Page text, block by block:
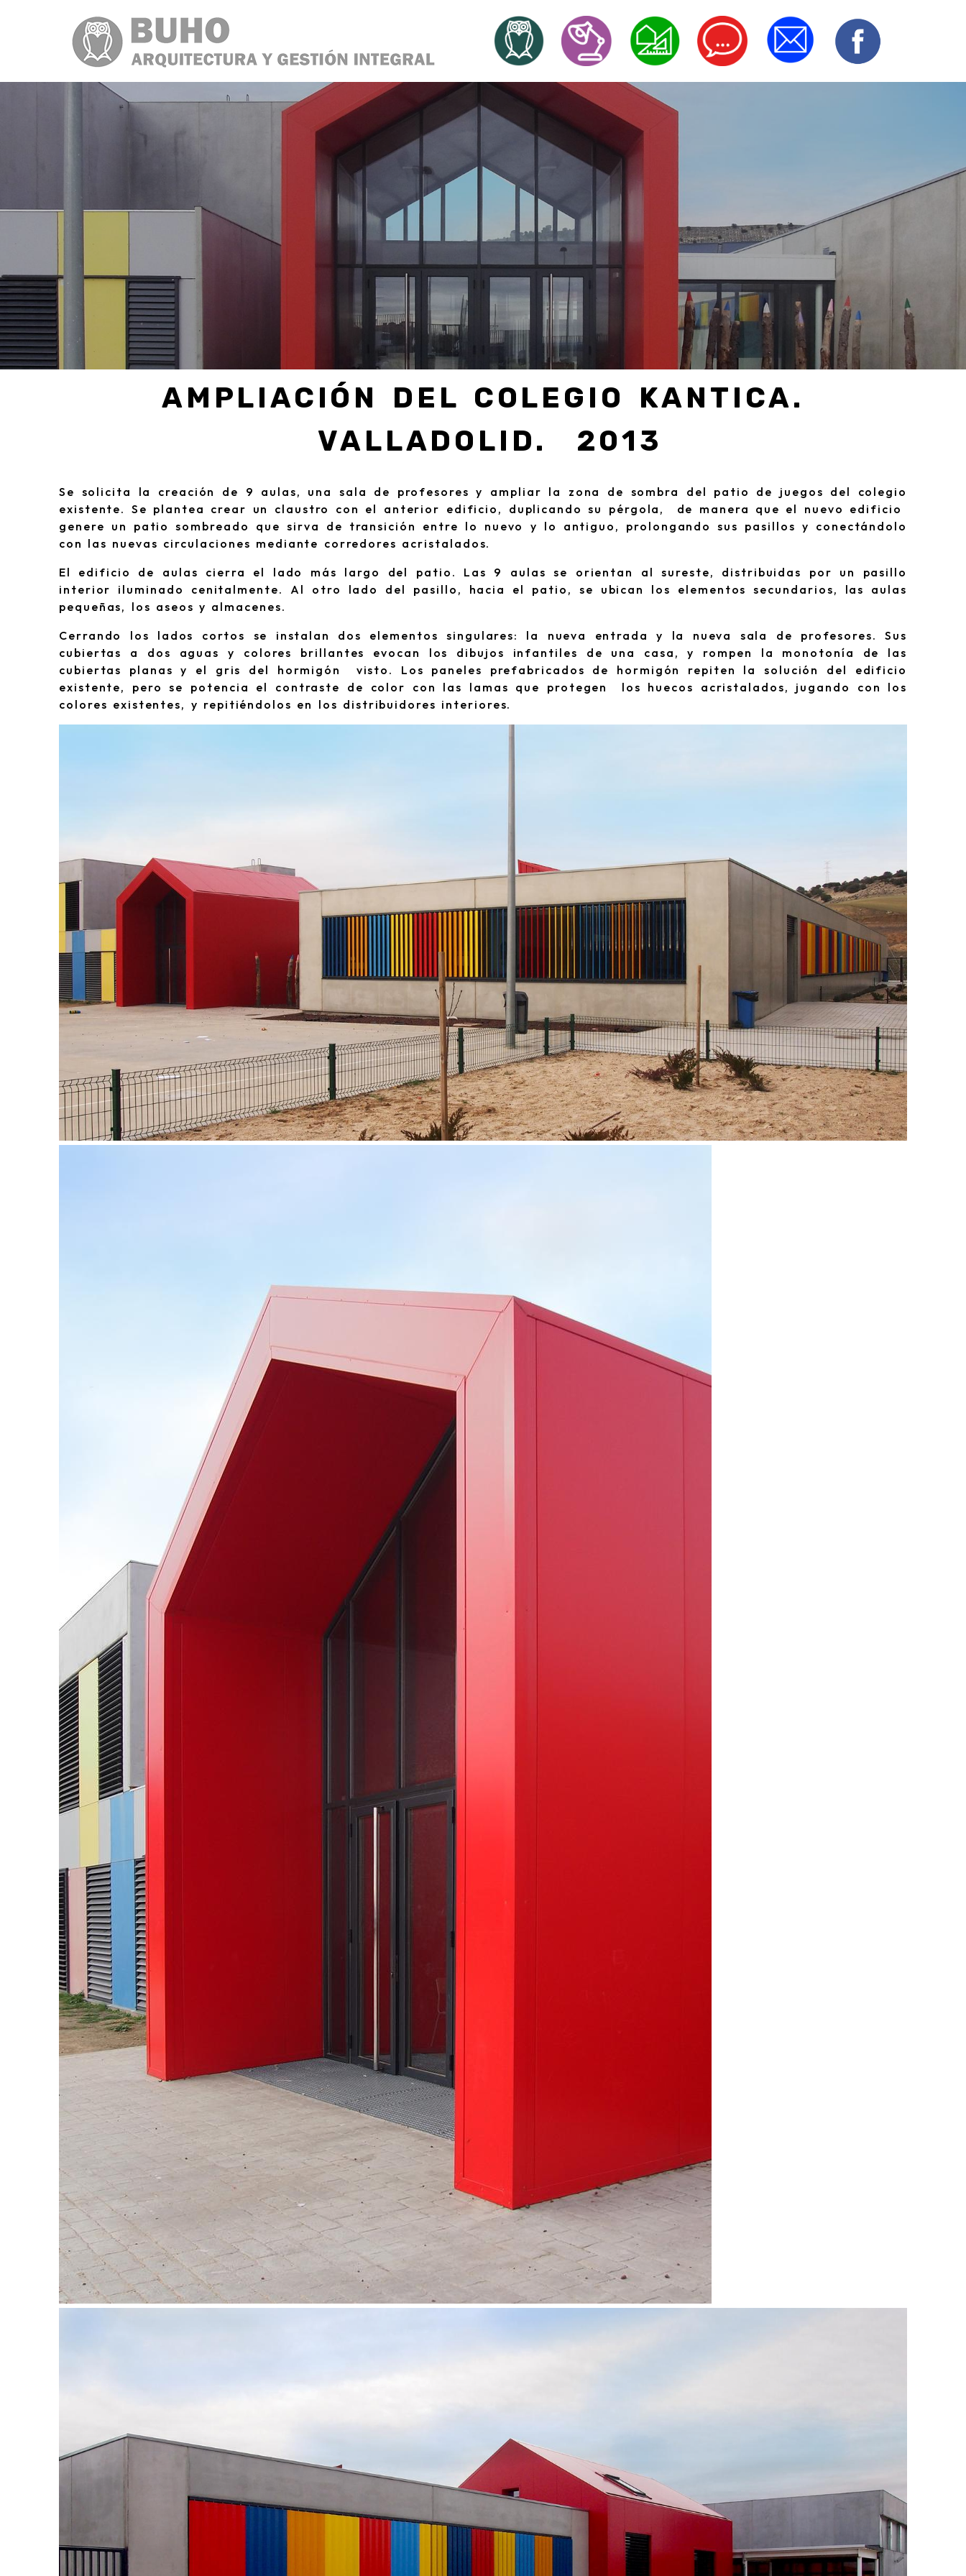
AMPLIACIÓN DEL COLEGIO KANTICA.
VALLADOLID. 2013
Se solicita la creación de 9 aulas, una sala de profesores y ampliar la zona de sombra del patio de juegos del colegio
existente. Se plantea crear un claustro con el anterior edificio, duplicando su pérgola, de manera que el nuevo edificio
genere un patio sombreado que sirva de transición entre lo nuevo y lo antiguo, prolongando sus pasillos y conectándolo
con las nuevas circulaciones mediante corredores acristalados.
El edificio de aulas cierra el lado más largo del patio. Las 9 aulas se orientan al sureste, distribuidas por un pasillo
interior iluminado cenitalmente. Al otro lado del pasillo, hacia el patio, se ubican los elementos secundarios, las aulas
pequeñas, los aseos y almacenes.
Cerrando los lados cortos se instalan dos elementos singulares: la nueva entrada y la nueva sala de profesores. Sus
cubiertas a dos aguas y colores brillantes evocan los dibujos infantiles de una casa, y rompen la monotonía de las
cubiertas planas y el gris del hormigón visto. Los paneles prefabricados de hormigón repiten la solución del edificio
existente, pero se potencia el contraste de color con las lamas que protegen los huecos acristalados, jugando con los
colores existentes, y repitiéndolos en los distribuidores interiores.